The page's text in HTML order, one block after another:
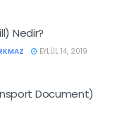
Nedir?
EYLÜL 14, 2019
Document)